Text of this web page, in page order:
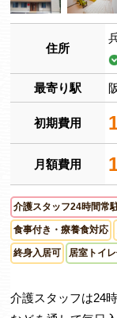
住所
最寄り駅
初期費用
月額費用
介護スタッフ24時間常
食事付き・療養食対応
終身入居可 居室トイ
介護スタッフは24